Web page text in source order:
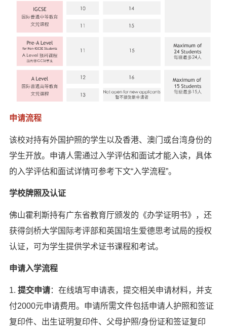
申请流程
该校对持有外国护照的学生以及香港、澳门或台湾身份的
学生开放。申请人需通过入学评估和面试才能入读，具体
的入学评估和面试详情可参考下文“入学流程”。
学校牌照及认证
佛山霍利斯持有广东省教育厅颁发的《办学证明书》，还
获得剑桥大学国际考评部和英国培生爱德思考试局的授权
认证，可为学生提供学术证书课程和考试。
申请入学流程
1. 提交申请：在线填写申请表，提交相关申请材料，并支
付2000元申请费用。申请所需文件包括申请人护照和签证
复印件、出生证明复印件、父母护照/身份证和签证复印